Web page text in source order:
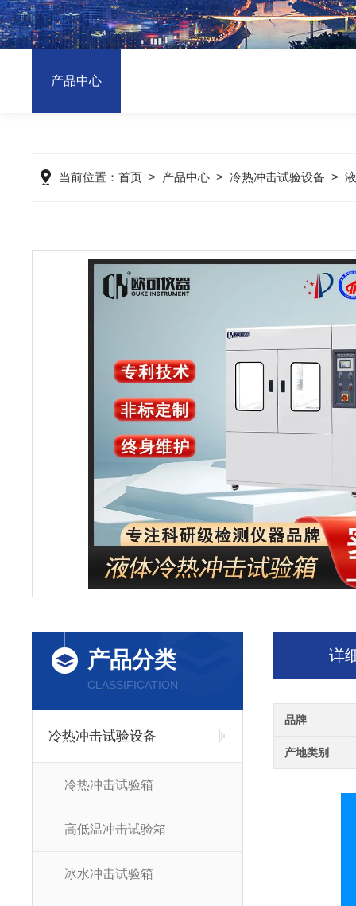
产品中心
当前位置：首页 > 产品中心 >冷热冲击试验设备 >
产品分类
CLASSIFICATION
冷热冲击试验设备
冷热冲击试验箱
高低温冲击试验箱
冰水冲击试验箱
详
品牌
产地类别